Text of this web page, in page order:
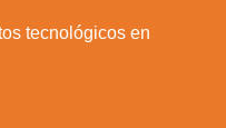
tecnológicos en